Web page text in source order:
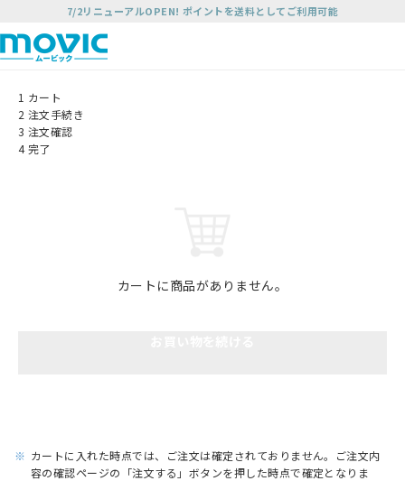
7/2リニューアルOPEN! ポイントを送料としてご利用可能
1 カート
2 注文手続き
3 注文確認
4 完了
カートに商品がありません。
※ カートに入れた時点では、ご注文は確定されておりません。ご注文内
容の確認ページの「注文する」ボタンを押した時点で確定となりま